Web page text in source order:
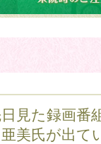
見た録画番
亜美氏が出て